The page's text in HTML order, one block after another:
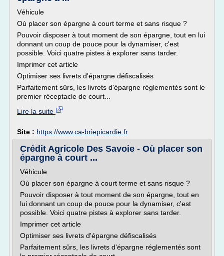
Véhicule
Où placer son épargne à court terme et sans risque ?
Pouvoir disposer à tout moment de son épargne, tout en lui
donnant un coup de pouce pour la dynamiser, c'est
possible. Voici quatre pistes à explorer sans tarder.
Imprimer cet article
Optimiser ses livrets d'épargne défiscalisés
Parfaitement sûrs, les livrets d'épargne réglementés sont le
premier réceptacle de court...
Lire la suite
Site : https://www.ca-briepicardie.fr
Crédit Agricole Des Savoie - Où placer son
épargne à court ...
Véhicule
Où placer son épargne à court terme et sans risque ?
Pouvoir disposer à tout moment de son épargne, tout en
lui donnant un coup de pouce pour la dynamiser, c'est
possible. Voici quatre pistes à explorer sans tarder.
Imprimer cet article
Optimiser ses livrets d'épargne défiscalisés
Parfaitement sûrs, les livrets d'épargne réglementés sont